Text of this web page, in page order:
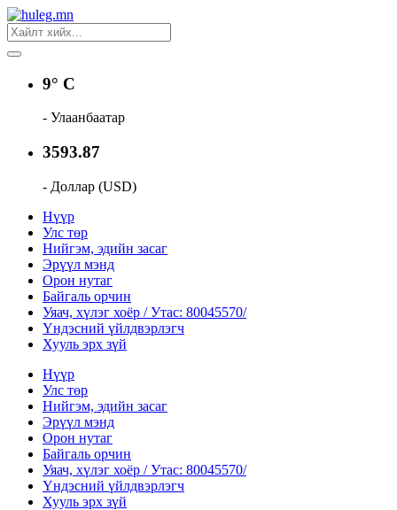
9° C
- Улаанбаатар
3593.87
- Доллар (USD)
Нүүр
Улс төр
Нийгэм, эдийн засаг
Эрүүл мэнд
Орон нутаг
Байгаль орчин
Уяач, хүлэг хоёр / Утас: 80045570/
Үндэсний үйлдвэрлэгч
Хууль эрх зүй
Нүүр
Улс төр
Нийгэм, эдийн засаг
Эрүүл мэнд
Орон нутаг
Байгаль орчин
Уяач, хүлэг хоёр / Утас: 80045570/
Үндэсний үйлдвэрлэгч
Хууль эрх зүй